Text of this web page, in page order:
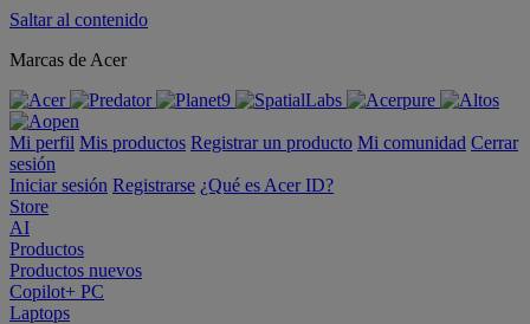
Saltar al contenido
Marcas de Acer
Mi perfil Mis productos Registrar un producto Mi comunidad Cerrar
sesión
Iniciar sesión Registrarse ¿Qué es Acer ID?
Store
AI
Productos
Productos nuevos
Copilot+ PC
Laptops